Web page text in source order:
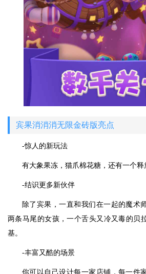
宾果消消消无限金砖版亮点
-惊人的新玩法
有大象果冻，猫爪棉花糖，还有一个释
-结识更多新伙伴
除了宾果，一直和我们在一起的魔术
两条马尾的女孩，一个舌头又冷又毒的贝
基。
-丰富又酷的场景
你可以自己设计每一家店铺，每一件